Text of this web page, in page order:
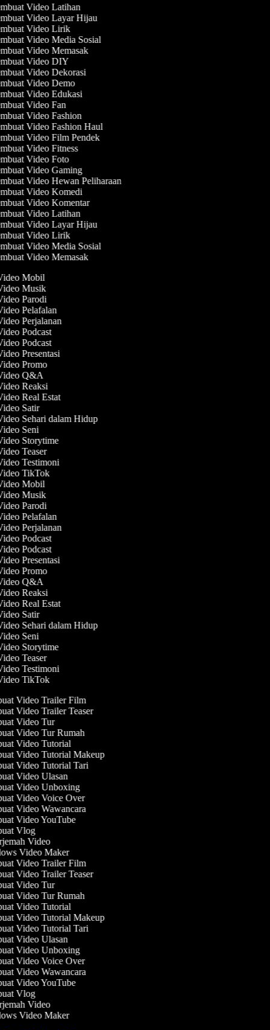
Video Latihan
Video Layar Hijau
Video Lirik
Video Media Sosial
Video Memasak
Video DIY
Video Dekorasi
Video Demo
Video Edukasi
Video Fan
Video Fashion
Video Fashion Haul
Video Film Pendek
Video Fitness
Video Foto
Video Gaming
Video Hewan Peliharaan
Video Komedi
Video Komentar
Video Latihan
Video Layar Hijau
Video Lirik
Video Media Sosial
Video Memasak
Mobil
Musik
Parodi
Pelafalan
Perjalanan
Podcast
Podcast
Presentasi
Promo
Q&A
Reaksi
Real Estat
Satir
Sehari dalam Hidup
Seni
Storytime
Teaser
Testimoni
TikTok
Mobil
Musik
Parodi
Pelafalan
Perjalanan
Podcast
Podcast
Presentasi
Promo
Q&A
Reaksi
Real Estat
Satir
Sehari dalam Hidup
Seni
Storytime
Teaser
Testimoni
TikTok
Video Trailer Film
Video Trailer Teaser
Video Tur
Video Tur Rumah
Video Tutorial
Video Tutorial Makeup
Video Tutorial Tari
Video Ulasan
Video Unboxing
Video Voice Over
Video Wawancara
Video YouTube
Vlog
Video
Video Maker
Video Trailer Film
Video Trailer Teaser
Video Tur
Video Tur Rumah
Video Tutorial
Video Tutorial Makeup
Video Tutorial Tari
Video Ulasan
Video Unboxing
Video Voice Over
Video Wawancara
Video YouTube
Vlog
Video
Video Maker